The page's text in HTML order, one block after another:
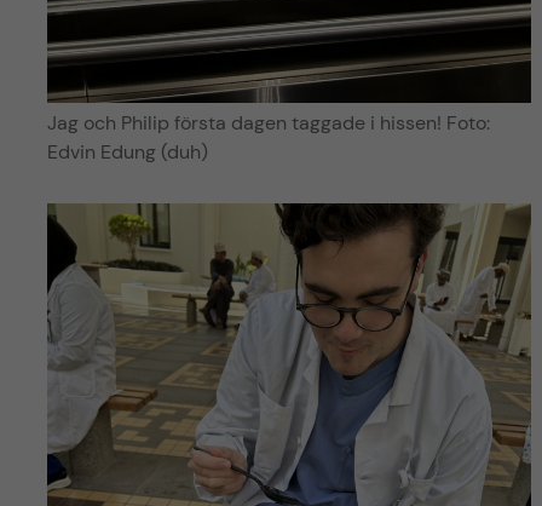
Jag och Philip första dagen taggade i hissen! Foto:
Edvin Edung (duh)